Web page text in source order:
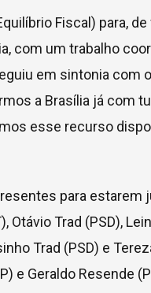
Fiscal) para,
com um trabalho
em sintonia com
a Brasília já com
esse recurso
para estarem
Otávio Trad (PSD),
Trad (PSD) e
e Geraldo Resende